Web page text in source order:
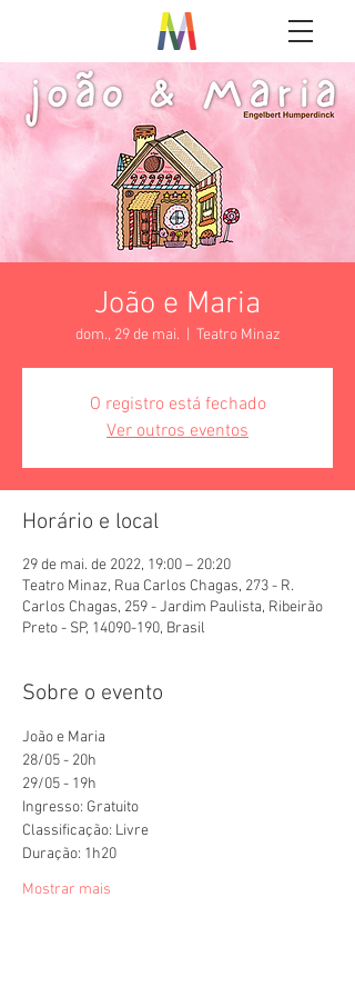
João e Maria
dom., 29 de mai. Teatro Minaz
O registro está fechado
Ver outros eventos
Horário e local
29 de mai. de 2022, 19:00 – 20:20
Teatro Minaz, Rua Carlos Chagas, 273 - R.
Carlos Chagas, 259 - Jardim Paulista, Ribeirão
Preto - SP, 14090-190, Brasil
Sobre o evento
João e Maria
28/05 - 20h
29/05 - 19h
Ingresso: Gratuito
Classificação: Livre
Duração: 1h20
Mostrar mais